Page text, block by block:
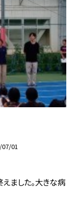
01
ました。大きな病